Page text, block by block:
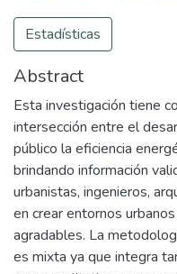
Estadísticas
Abstract
Esta investigación tiene
intersección entre el
público la eficiencia
brindando información
urbanistas, ingenieros,
en crear entornos
agradables. La
es mixta ya que integra